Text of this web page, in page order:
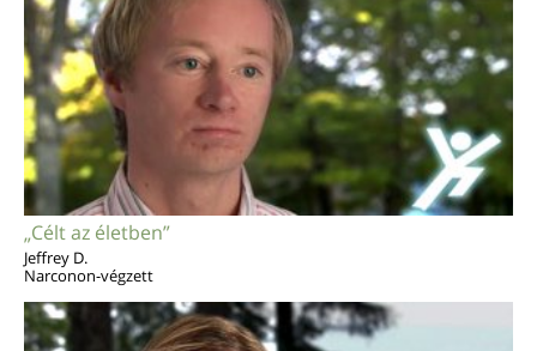
„Célt az életben”
Jeffrey D.
Narconon-végzett